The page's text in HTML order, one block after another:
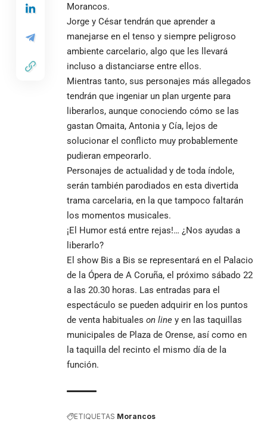
Morancos.
Jorge y César tendrán que aprender a
manejarse en el tenso y siempre peligroso
ambiente carcelario, algo que les llevará
incluso a distanciarse entre ellos.
Mientras tanto, sus personajes más allegados
tendrán que ingeniar un plan urgente para
liberarlos, aunque conociendo cómo se las
gastan Omaita, Antonia y Cía, lejos de
solucionar el conflicto muy probablemente
pudieran empeorarlo.
Personajes de actualidad y de toda índole,
serán también parodiados en esta divertida
trama carcelaria, en la que tampoco faltarán
los momentos musicales.
¡El Humor está entre rejas!… ¿Nos ayudas a
liberarlo?
El show Bis a Bis se representará en el Palacio
de la Ópera de A Coruña, el próximo sábado 22
a las 20.30 horas. Las entradas para el
espectáculo se pueden adquirir en los puntos
de venta habituales on line y en las taquillas
municipales de Plaza de Orense, así como en
la taquilla del recinto el mismo día de la
función.
ETIQUETAS Morancos